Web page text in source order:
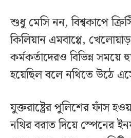
শুধু মেসি নন, বিশ্বকাপে
কিলিয়ান এমবাপ্পে,
কর্মকর্তাদেরও বিভিন্ন
হয়েছিল বলে নথিতে উঠে
যুক্তরাষ্ট্রের পুলিশের ফাঁস
নথির বরাত দিয়ে স্পেনের